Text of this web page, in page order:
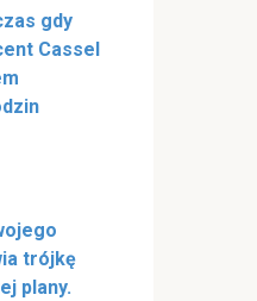
gdy
Cassel
trójkę
plany.